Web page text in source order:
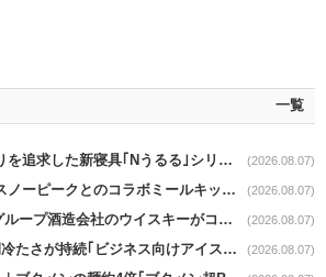
一覧
ニトリnews｜肌ざわりを追求した新寝具｢Nうるる｣シリーズを発売 (2026.08.07)
オイシックスnews｜スノーピークとのコラボミールキット8/13発売 (2026.08.07)
OICグループnews｜グループ酒造会社のウイスキーがコンペティション受賞 (2026.08.07)
青山商事news｜6時間冷たさが持続｢ビジネス向けアイスベスト｣発売 (2026.08.07)